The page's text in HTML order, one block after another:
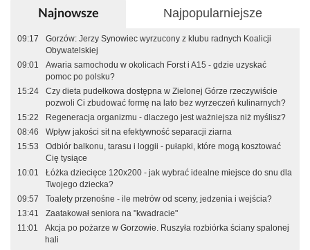
Najnowsze Najpopularniejsze
09:17
Gorzów: Jerzy Synowiec wyrzucony z klubu radnych Koalicji
Obywatelskiej
09:01
Awaria samochodu w okolicach Forst i A15 - gdzie uzyskać
pomoc po polsku?
15:24
Czy dieta pudełkowa dostępna w Zielonej Górze rzeczywiście
pozwoli Ci zbudować formę na lato bez wyrzeczeń kulinarnych?
15:22
Regeneracja organizmu - dlaczego jest ważniejsza niż myślisz?
08:46
Wpływ jakości sit na efektywność separacji ziarna
15:53
Odbiór balkonu, tarasu i loggii - pułapki, które mogą kosztować
Cię tysiące
10:01
Łóżka dziecięce 120x200 - jak wybrać idealne miejsce do snu dla
Twojego dziecka?
09:57
Toalety przenośne - ile metrów od sceny, jedzenia i wejścia?
13:41
Zaatakował seniora na "kwadracie"
11:01
Akcja po pożarze w Gorzowie. Ruszyła rozbiórka ściany spalonej
hali